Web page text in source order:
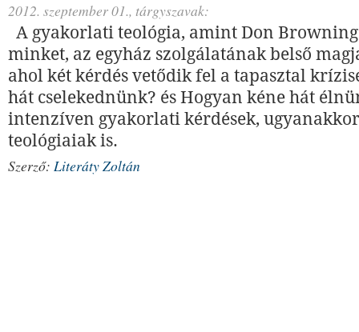
2012. szeptember 01., tárgyszavak:
A gyakorlati teológia, amint Don
minket, az egyház szolgálatának belső
ahol két kérdés vetődik fel a tapasztal
hát cselekednünk? és Hogyan kéne hát
intenzíven gyakorlati kérdések,
teológiaiak is.
Szerző: Literáty Zoltán